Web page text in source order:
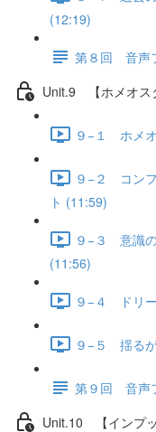
(12:19)
第８回 音声
Unit.9 【ホメオス
９−１ ホメ
９−２ コン
ト (11:59)
９−３ 意識
(11:56)
９−４ ドリ
９−５ 揺る
第９回 音声
Unit.10 【インプ